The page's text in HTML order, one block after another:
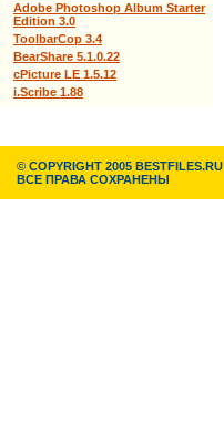
Adobe Photoshop Album Starter
Edition 3.0
ToolbarCop 3.4
BearShare 5.1.0.22
cPicture LE 1.5.12
i.Scribe 1.88
© COPYRIGHT 2005 BESTFILES.RU
ВСЕ ПРАВА СОХРАНЕНЫ